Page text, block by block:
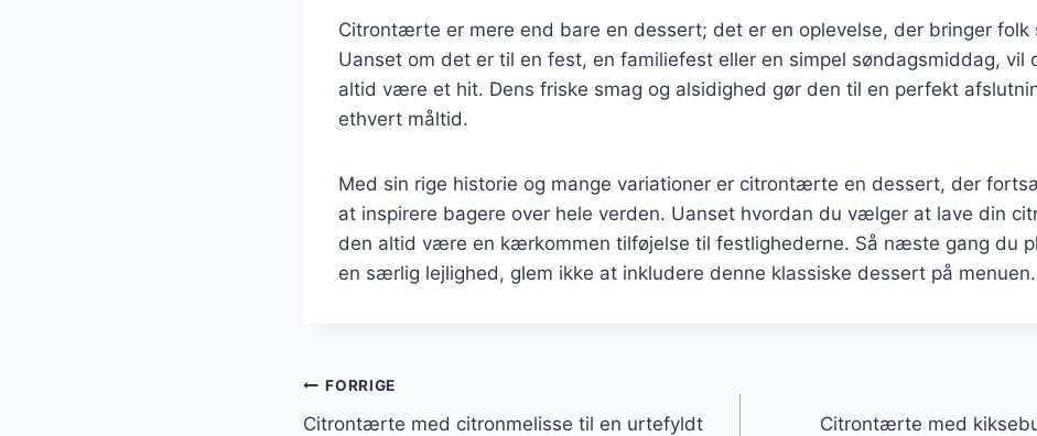
Citrontærte er mere end bare en dessert; det er en oplevelse, der bringer folk
Uanset om det er til en fest, en familiefest eller en simpel søndagsmiddag,
altid være et hit. Dens friske smag og alsidighed gør den til en perfekt
ethvert måltid.
Med sin rige historie og mange variationer er citrontærte en dessert, der
at inspirere bagere over hele verden. Uanset hvordan du vælger at lave din
den altid være en kærkommen tilføjelse til festlighederne. Så næste gang du
en særlig lejlighed, glem ikke at inkludere denne klassiske dessert på menuen.
Indlægsnavigation
FORRIGE
Citrontærte med citronmelisse til en urtefyldt
Citrontærte med